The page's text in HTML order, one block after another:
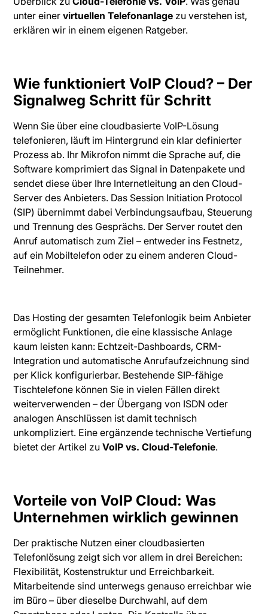
unter einervirtuellen Telefonanlage zu verstehen ist,
erklären wir in einem eigenen Ratgeber.
Wie funktioniert VoIP Cloud? – Der
Signalweg Schritt für Schritt
Wenn Sie über eine cloudbasierte VoIP-Lösung
telefonieren, läuft im Hintergrund ein klar definierter
Prozess ab. Ihr Mikrofon nimmt die Sprache auf, die
Software komprimiert das Signal in Datenpakete und
sendet diese über Ihre Internetleitung an den Cloud-
Server des Anbieters. Das Session Initiation Protocol
(SIP) übernimmt dabei Verbindungsaufbau, Steuerung
und Trennung des Gesprächs. Der Server routet den
Anruf automatisch zum Ziel – entweder ins Festnetz,
auf ein Mobiltelefon oder zu einem anderen Cloud-
Teilnehmer.
Das Hosting der gesamten Telefonlogik beim Anbieter
ermöglicht Funktionen, die eine klassische Anlage
kaum leisten kann: Echtzeit-Dashboards, CRM-
Integration und automatische Anrufaufzeichnung sind
per Klick konfigurierbar. Bestehende SIP-fähige
Tischtelefone können Sie in vielen Fällen direkt
weiterverwenden – der Übergang von ISDN oder
analogen Anschlüssen ist damit technisch
unkompliziert. Eine ergänzende technische Vertiefung
bietet der Artikel zuVoIP vs. Cloud-Telefonie.
Vorteile von VoIP Cloud: Was
Unternehmen wirklich gewinnen
Der praktische Nutzen einer cloudbasierten
Telefonlösung zeigt sich vor allem in drei Bereichen:
Flexibilität, Kostenstruktur und Erreichbarkeit.
Mitarbeitende sind unterwegs genauso erreichbar wie
im Büro – über dieselbe Durchwahl, auf dem